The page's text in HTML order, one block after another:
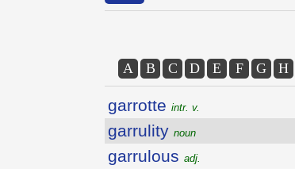
A B C D E F G H
garrotte intr. v.
garrulity noun
garrulous adj.